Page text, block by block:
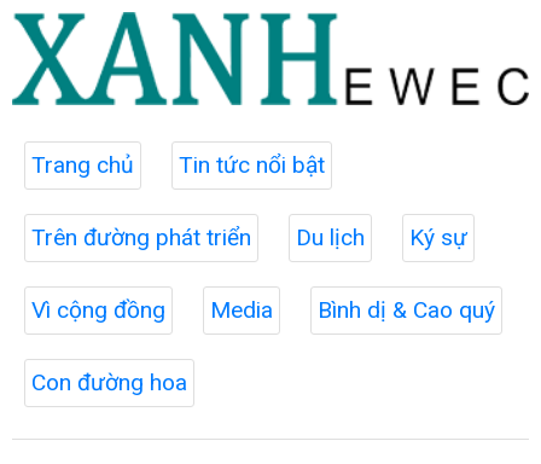
Trang chủ Tin tức nổi bật
Trên đường phát triển Du lịch Ký sự
Vì cộng đồng Media Bình dị & Cao quý
Con đường hoa